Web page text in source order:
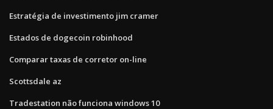
Estratégia de investimento jim cramer
Estados de dogecoin robinhood
Comparar taxas de corretor on-line
Scottsdale az
Tradestation não funciona windows 10